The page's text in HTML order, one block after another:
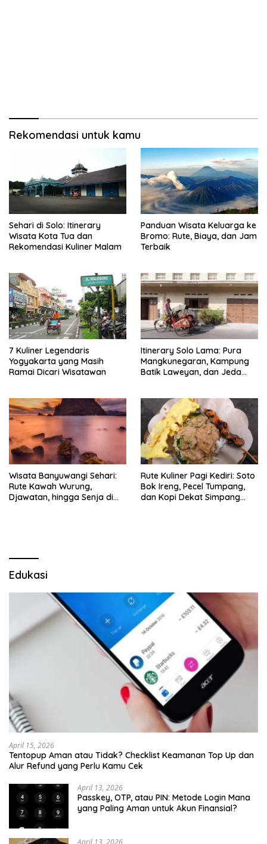
Rekomendasi untuk kamu
Sehari di Solo: Itinerary
Wisata Kota Tua dan
Rekomendasi Kuliner Malam
Panduan Wisata Keluarga ke
Bromo: Rute, Biaya, dan Jam
Terbaik
7 Kuliner Legendaris
Yogyakarta yang Masih
Ramai Dicari Wisatawan
Itinerary Solo Lama: Pura
Mangkunegaran, Kampung
Batik Laweyan, dan Jeda
Wisata Banyuwangi Sehari:
Rute Kawah Wurung,
Djawatan, hingga Senja di
Rute Kuliner Pagi Kediri: Soto
Bok Ireng, Pecel Tumpang,
dan Kopi Dekat Simpang
Edukasi
April 15, 2026
Tentopup Aman atau Tidak? Checklist Keamanan Top Up dan
Alur Refund yang Perlu Kamu Cek
April 13, 2026
Passkey, OTP, atau PIN: Metode Login Mana
yang Paling Aman untuk Akun Finansial?
April 13, 2026